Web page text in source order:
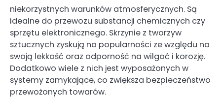
niekorzystnych warunków atmosferycznych. Są
idealne do przewozu substancji chemicznych czy
sprzętu elektronicznego. Skrzynie z tworzyw
sztucznych zyskują na popularności ze względu na
swoją lekkość oraz odporność na wilgoć i korozję.
Dodatkowo wiele z nich jest wyposażonych w
systemy zamykające, co zwiększa bezpieczeństwo
przewożonych towarów.